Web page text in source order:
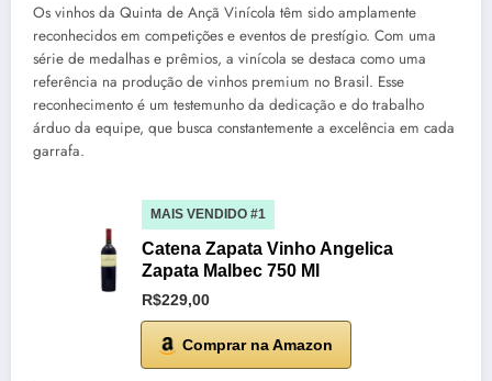
Os vinhos da Quinta de Ançã Vinícola têm sido amplamente
reconhecidos em competições e eventos de prestígio. Com uma
série de medalhas e prêmios, a vinícola se destaca como uma
referência na produção de vinhos premium no Brasil. Esse
reconhecimento é um testemunho da dedicação e do trabalho
árduo da equipe, que busca constantemente a excelência em cada
garrafa.
MAIS VENDIDO #1
Catena Zapata Vinho Angelica
Zapata Malbec 750 Ml
R$229,00
Comprar na Amazon